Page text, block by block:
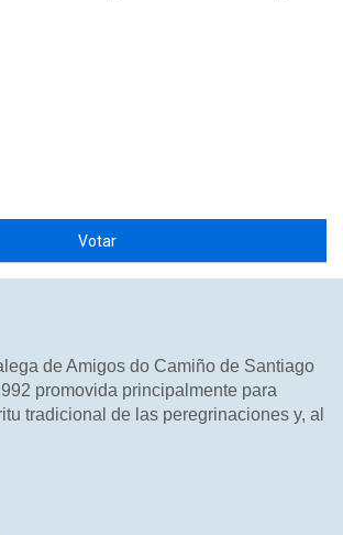
de Amigos do Camiño de Santiago
promovida principalmente para
tradicional de las peregrinaciones y, al